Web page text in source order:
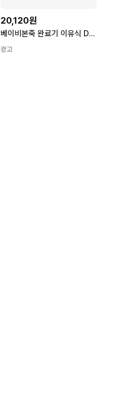
20,120원
베이비본죽 완료기 이유식 D세트
광고